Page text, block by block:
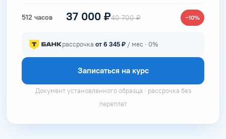
512 часов 37 000 ₽40 700 ₽ −10%
рассрочка от 6 345 ₽ / мес · 0%
Записаться на курс
Документ установленного образца · рассрочка без
переплат